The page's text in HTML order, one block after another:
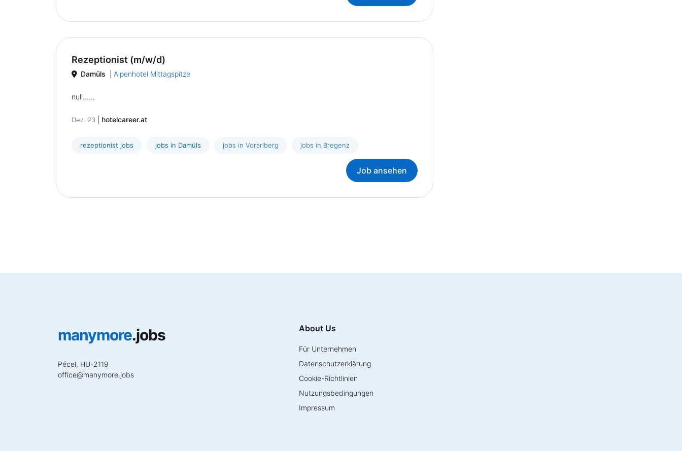
Rezeptionist (m/w/d)
Damüls Alpenhotel Mittagspitze
null......
Dez. 23 hotelcareer.at
rezeptionist jobs jobs in Damüls jobs in Vorarlberg jobs in Bregenz
Job ansehen
manymore.jobs
Pécel, HU-2119
office@manymore.jobs
About Us
Für Unternehmen
Datenschutzerklärung
Cookie-Richtlinien
Nutzungsbedingungen
Impressum